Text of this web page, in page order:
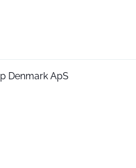
Denmark ApS